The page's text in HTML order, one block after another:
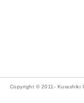
Copyright © 2011- Kurashiki